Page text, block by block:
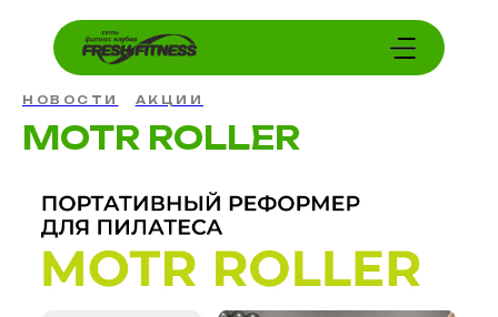
НОВОСТИ АКЦИИ
MOTR ROLLER